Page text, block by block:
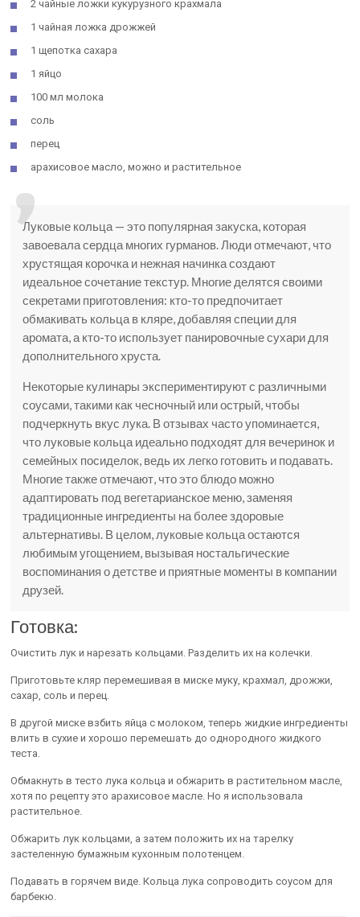
2 чайные ложки кукурузного крахмала
1 чайная ложка дрожжей
1 щепотка сахара
1 яйцо
100 мл молока
соль
перец
арахисовое масло, можно и растительное
Луковые кольца — это популярная закуска, которая
завоевала сердца многих гурманов. Люди отмечают, что
хрустящая корочка и нежная начинка создают
идеальное сочетание текстур. Многие делятся своими
секретами приготовления: кто-то предпочитает
обмакивать кольца в кляре, добавляя специи для
аромата, а кто-то использует панировочные сухари для
дополнительного хруста.
Некоторые кулинары экспериментируют с различными
соусами, такими как чесночный или острый, чтобы
подчеркнуть вкус лука. В отзывах часто упоминается,
что луковые кольца идеально подходят для вечеринок и
семейных посиделок, ведь их легко готовить и подавать.
Многие также отмечают, что это блюдо можно
адаптировать под вегетарианское меню, заменяя
традиционные ингредиенты на более здоровые
альтернативы. В целом, луковые кольца остаются
любимым угощением, вызывая ностальгические
воспоминания о детстве и приятные моменты в компании
друзей.
Готовка:
Очистить лук и нарезать кольцами. Разделить их на колечки.
Приготовьте кляр перемешивая в миске муку, крахмал, дрожжи,
сахар, соль и перец.
В другой миске взбить яйца с молоком, теперь жидкие ингредиенты
влить в сухие и хорошо перемешать до однородного жидкого
теста.
Обмакнуть в тесто лука кольца и обжарить в растительном масле,
хотя по рецепту это арахисовое масле. Но я использовала
растительное.
Обжарить лук кольцами, а затем положить их на тарелку
застеленную бумажным кухонным полотенцем.
Подавать в горячем виде. Кольца лука сопроводить соусом для
барбекю.